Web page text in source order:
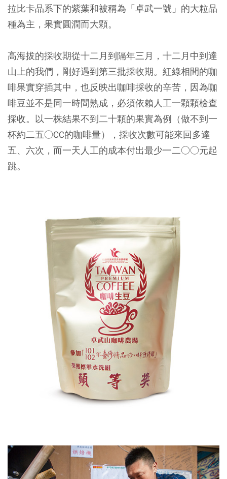
拉比卡品系下的紫葉和被稱為「卓武一號」的大粒品
種為主，果實圓潤而大顆。
高海拔的採收期從十二月到隔年三月，十二月中到達
山上的我們，剛好遇到第三批採收期。紅綠相間的咖
啡果實穿插其中，也反映出咖啡採收的辛苦，因為咖
啡豆並不是同一時間熟成，必須依賴人工一顆顆檢查
採收。以一株結果不到二十顆的果實為例（做不到一
杯約二五○CC的咖啡量），採收次數可能來回多達
五、六次，而一天人工的成本付出最少一二○○元起
跳。